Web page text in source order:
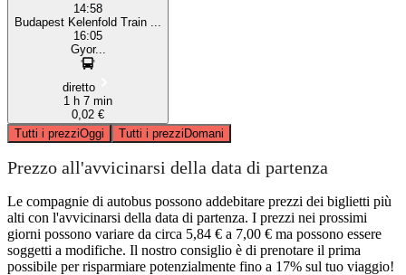
14:58
Budapest Kelenfold Train ...
16:05
Gyor...
diretto
1 h 7 min
0,02 €
Tutti i prezziOggi Tutti i prezziDomani
Prezzo all'avvicinarsi della data di partenza
Le compagnie di autobus possono addebitare prezzi dei biglietti più
alti con l'avvicinarsi della data di partenza. I prezzi nei prossimi
giorni possono variare da circa 5,84 € a 7,00 € ma possono essere
soggetti a modifiche. Il nostro consiglio è di prenotare il prima
possibile per risparmiare potenzialmente fino a 17% sul tuo viaggio!